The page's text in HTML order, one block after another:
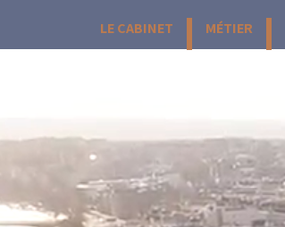
LE CABINET MÉTIER